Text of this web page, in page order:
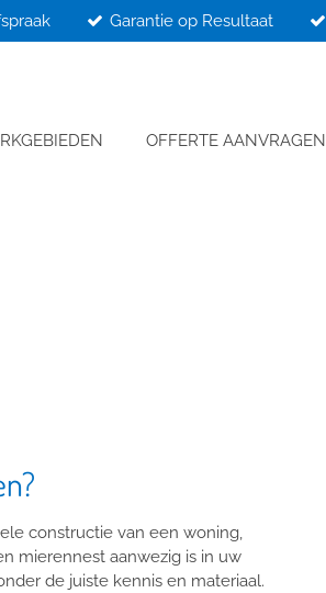
Garantie op Resultaat
OFFERTE AANVRAGEN
constructie van een woning,
mierennest aanwezig is in uw
de juiste kennis en materiaal.